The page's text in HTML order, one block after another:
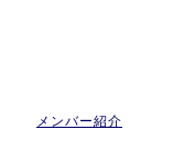
メンバー紹介